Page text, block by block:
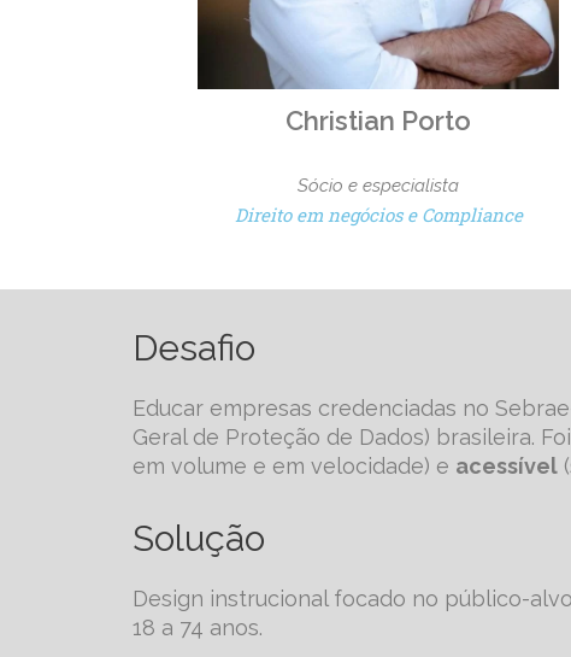
Jeniffer Becker
Especialista
Design gráfico
Desafio
Educar empresas credenciadas no
Geral de Proteção de Dados) brasileira.
em volume e em velocidade) e acessível
Solução
Design instrucional focado no público-
18 a 74 anos.